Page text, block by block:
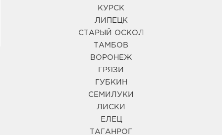
КУРСК
ЛИПЕЦК
СТАРЫЙ ОСКОЛ
ТАМБОВ
ВОРОНЕЖ
ГРЯЗИ
ГУБКИН
СЕМИЛУКИ
ЛИСКИ
ЕЛЕЦ
ТАГАНРОГ